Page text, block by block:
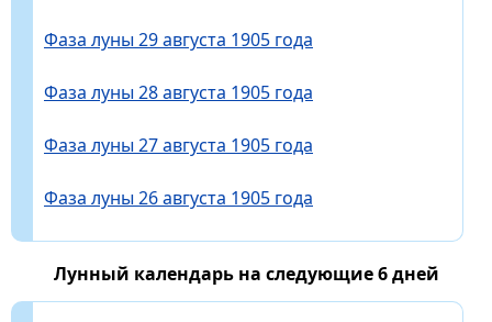
Фаза луны 29 августа 1905 года
Фаза луны 28 августа 1905 года
Фаза луны 27 августа 1905 года
Фаза луны 26 августа 1905 года
Лунный календарь на следующие 6 дней